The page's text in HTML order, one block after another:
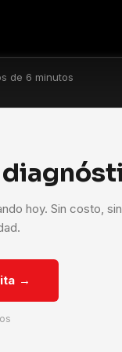
de 6 minutos
hoy. Sin costo, sin
→